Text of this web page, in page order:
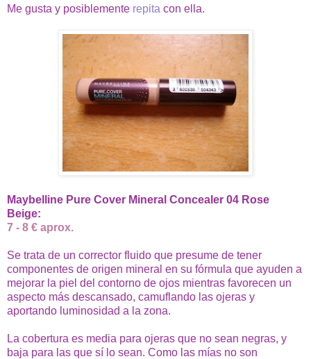
Me gusta y posiblemente repita con ella.
Maybelline Pure Cover Mineral Concealer 04 Rose
Beige:
7 - 8 € aprox.
Se trata de un corrector fluido que presume de tener
componentes de origen mineral en su fórmula que ayuden a
mejorar la piel del contorno de ojos mientras favorecen un
aspecto más descansado, camuflando las ojeras y
aportando luminosidad a la zona.
La cobertura es media para ojeras que no sean negras, y
baja para las que sí lo sean. Como las mías no son